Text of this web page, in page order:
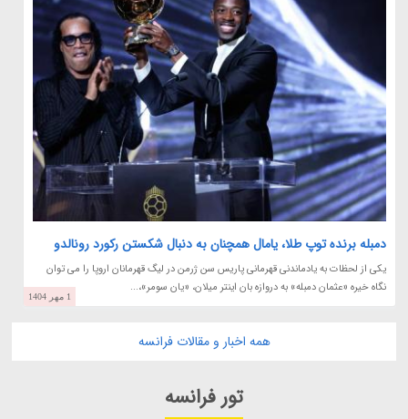
دمبله برنده توپ طلا، یامال همچنان به دنبال شکستن رکورد رونالدو
یکی از لحظات به یادماندنی قهرمانی پاریس سن ژرمن در لیگ قهرمانان اروپا را می توان
نگاه خیره «عثمان دمبله» به دروازه بان اینتر میلان، «یان سومر»،...
1 مهر 1404
همه اخبار و مقالات فرانسه
تور فرانسه